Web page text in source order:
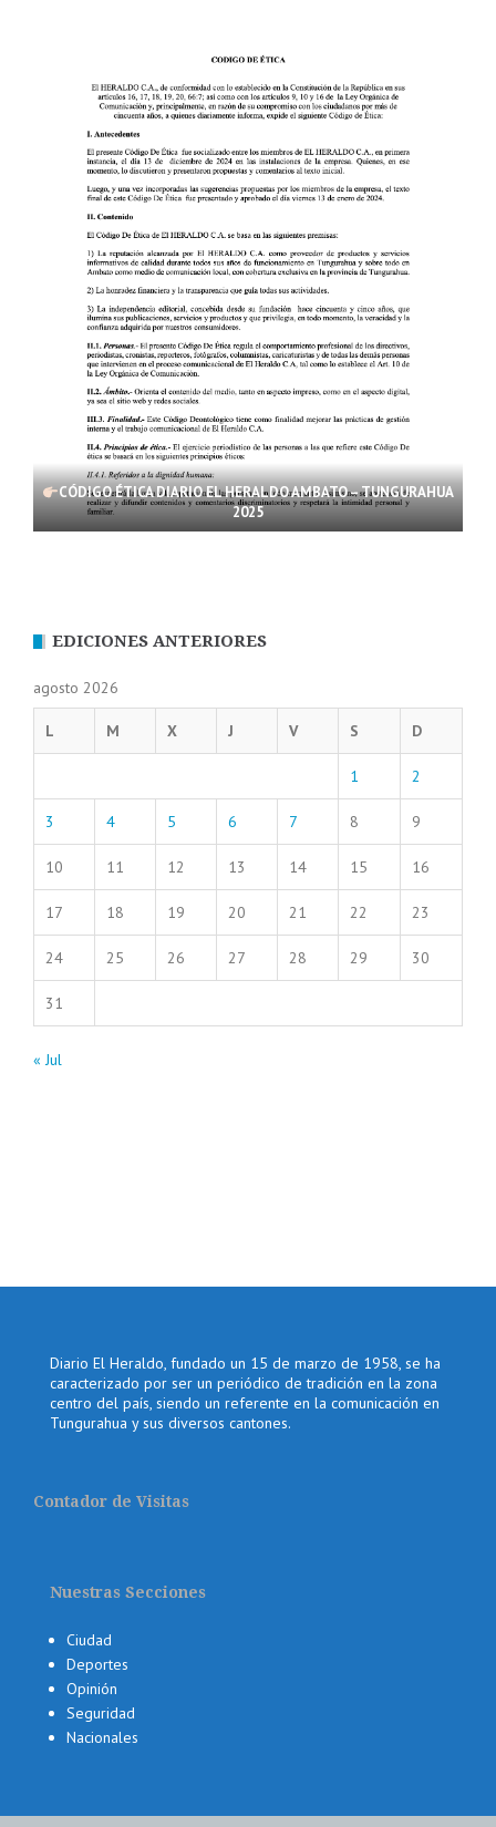
CÓDIGO ÉTICA DIARIO EL HERALDO AMBATO – TUNGURAHUA
2025
EDICIONES ANTERIORES
agosto 2026
L M X J V S D
1 2
3 4 5 6 7 8 9
10 11 12 13 14 15 16
17 18 19 20 21 22 23
24 25 26 27 28 29 30
31
« Jul
Diario El Heraldo, fundado un 15 de marzo de 1958, se ha
caracterizado por ser un periódico de tradición en la zona
centro del país, siendo un referente en la comunicación en
Tungurahua y sus diversos cantones.
Contador de Visitas
Nuestras Secciones
Ciudad
Deportes
Opinión
Seguridad
Nacionales